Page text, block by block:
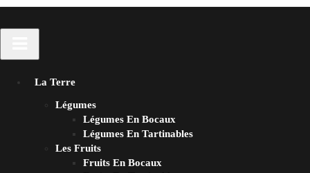
La Terre
Légumes
Légumes En Bocaux
Légumes En Tartinables
Les Fruits
Fruits En Bocaux